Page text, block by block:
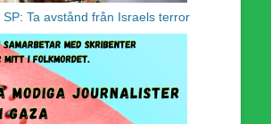
Ta avstånd från Israels terror